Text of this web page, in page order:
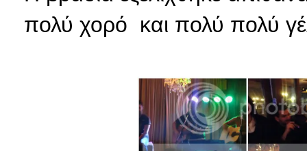
πολύ χορό και πολύ πολύ